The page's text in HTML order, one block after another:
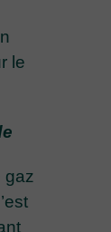
le
gaz